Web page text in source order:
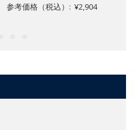
参考価格（税込）: ¥2,904